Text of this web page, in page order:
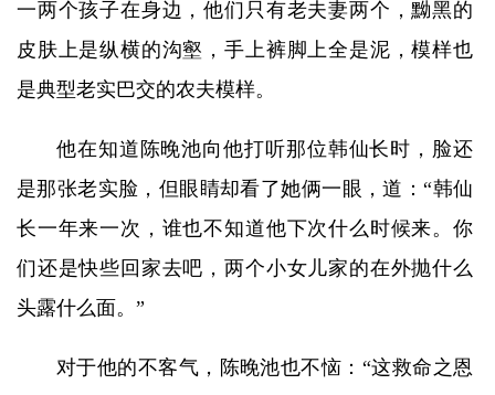
一两个孩子在身边，他们只有老夫妻两个，黝黑的
皮肤上是纵横的沟壑，手上裤脚上全是泥，模样也
是典型老实巴交的农夫模样。
他在知道陈晚池向他打听那位韩仙长时，脸还
是那张老实脸，但眼睛却看了她俩一眼，道：“韩仙
长一年来一次，谁也不知道他下次什么时候来。你
们还是快些回家去吧，两个小女儿家的在外抛什么
头露什么面。”
对于他的不客气，陈晚池也不恼：“这救命之恩